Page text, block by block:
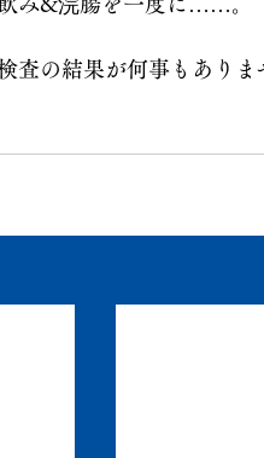
査の結果が何事もあり